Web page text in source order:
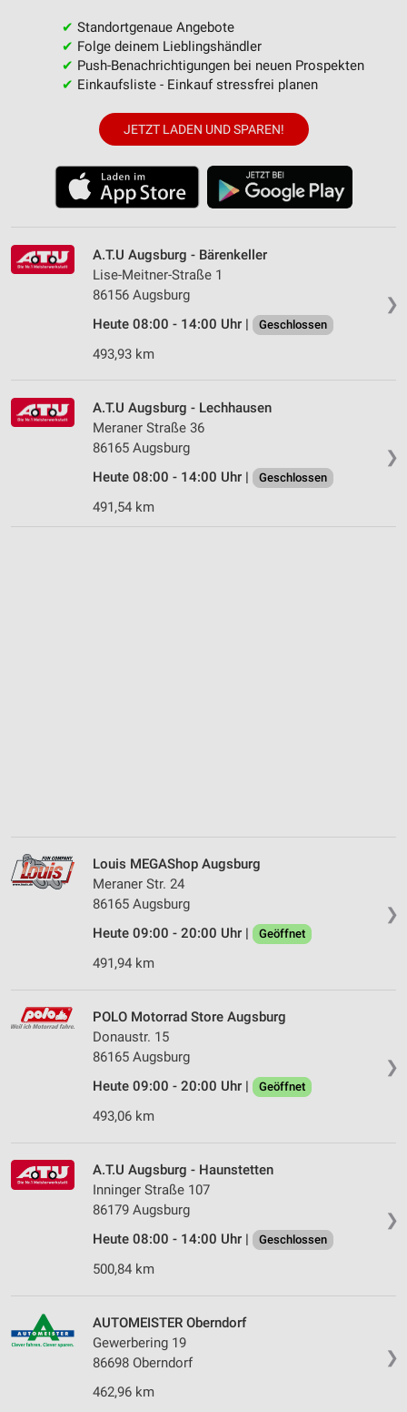
✔ Standortgenaue Angebote
✔ Folge deinem Lieblingshändler
✔ Push-Benachrichtigungen bei neuen Prospekten
✔ Einkaufsliste - Einkauf stressfrei planen
JETZT LADEN UND SPAREN!
❯
A.T.U Augsburg - Bärenkeller
Lise-Meitner-Straße 1
86156 Augsburg
Heute 08:00 - 14:00 Uhr |
Geschlossen
493,93 km
❯
A.T.U Augsburg - Lechhausen
Meraner Straße 36
86165 Augsburg
Heute 08:00 - 14:00 Uhr |
Geschlossen
491,54 km
❯
Louis MEGAShop Augsburg
Meraner Str. 24
86165 Augsburg
Heute 09:00 - 20:00 Uhr |
Geöffnet
491,94 km
❯
POLO Motorrad Store Augsburg
Donaustr. 15
86165 Augsburg
Heute 09:00 - 20:00 Uhr |
Geöffnet
493,06 km
❯
A.T.U Augsburg - Haunstetten
Inninger Straße 107
86179 Augsburg
Heute 08:00 - 14:00 Uhr |
Geschlossen
500,84 km
❯
AUTOMEISTER Oberndorf
Gewerbering 19
86698 Oberndorf
462,96 km